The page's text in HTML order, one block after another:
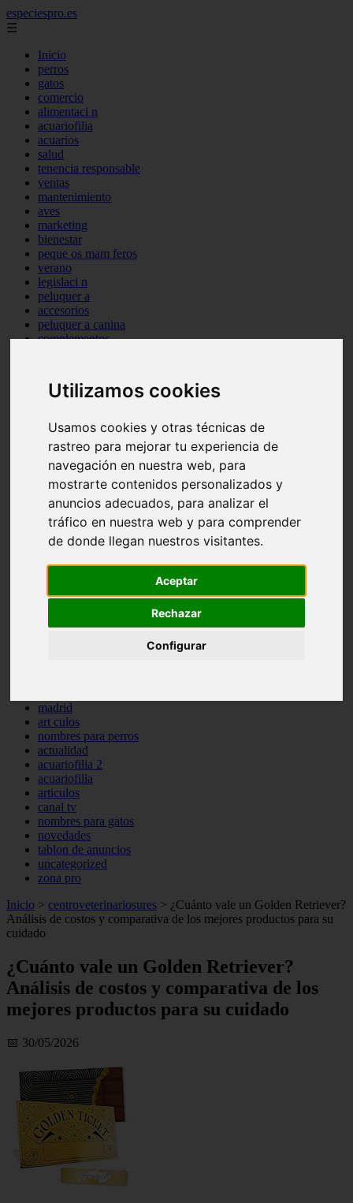
Utilizamos cookies
Usamos cookies y otras técnicas de
rastreo para mejorar tu experiencia de
navegación en nuestra web, para
mostrarte contenidos personalizados y
anuncios adecuados, para analizar el
tráfico en nuestra web y para comprender
de donde llegan nuestros visitantes.
Aceptar
Rechazar
Configurar
especiespro.es
☰
Inicio
perros
gatos
comercio
alimentaci n
acuariofilia
acuarios
salud
tenencia responsable
ventas
mantenimiento
aves
marketing
bienestar
peque os mam feros
verano
legislaci n
peluquer a
accesorios
peluquer a canina
complementos
protagonistas
reptiles
adopci n
higiene
snacks
acuario
comercios
estanques
viajar
cr a
especies invasoras
madrid
art culos
nombres para perros
actualidad
acuariofilia 2
acuariofilia
articulos
canal tv
nombres para gatos
novedades
tablon de anuncios
uncategorized
zona pro
Inicio > centroveterinariosures > ¿Cuánto vale un Golden Retriever?
Análisis de costos y comparativa de los mejores productos para su
cuidado
¿Cuánto vale un Golden Retriever?
Análisis de costos y comparativa de los
mejores productos para su cuidado
📅 30/05/2026